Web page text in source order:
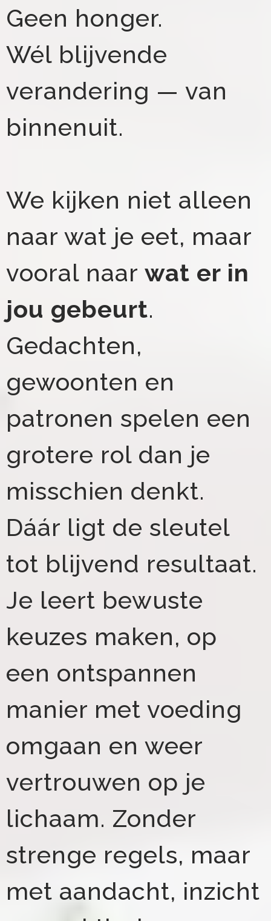
Geen honger.
Wél blijvende
verandering — van
binnenuit.
We kijken niet alleen
naar wat je eet, maar
vooral naar wat er in
jou gebeurt.
Gedachten,
gewoonten en
patronen spelen een
grotere rol dan je
misschien denkt.
Dáár ligt de sleutel
tot blijvend resultaat.
Je leert bewuste
keuzes maken, op
een ontspannen
manier met voeding
omgaan en weer
vertrouwen op je
lichaam. Zonder
strenge regels, maar
met aandacht, inzicht